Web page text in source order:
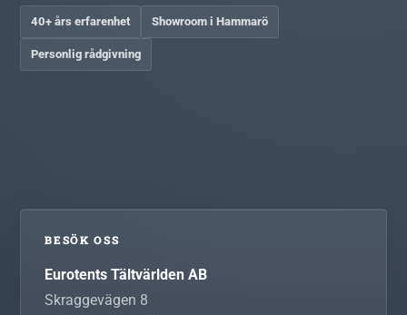
40+ års erfarenhet Showroom i Hammarö
Personlig rådgivning
BESÖK OSS
Eurotents Tältvärlden AB
Skraggevägen 8